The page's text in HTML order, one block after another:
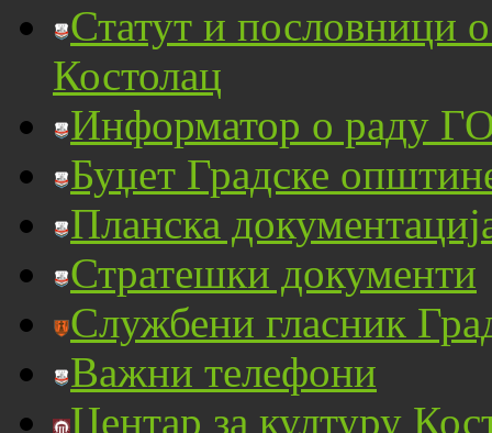
Статут и пословници
Костолац
Информатор о раду
Буџет Градске
Планска
Стратешки документи
Службени гласник
Важни телефони
Центар за културу